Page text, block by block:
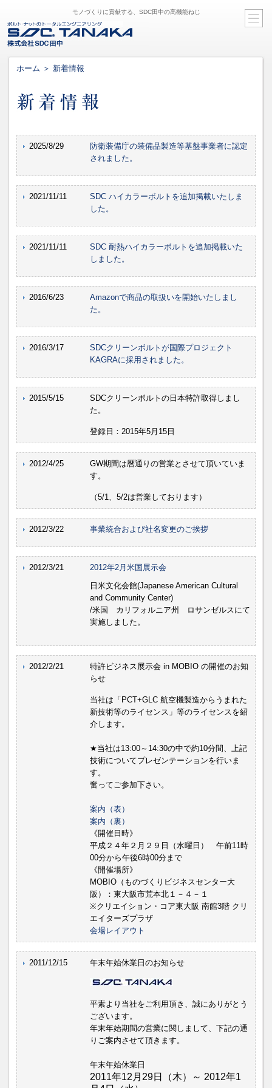
モノづくりに貢献する、SDC田中の高機能ねじ
ホーム ＞ 新着情報
2025/8/29
防衛装備庁の装備品製造等基盤事業者に認定
されました。
2021/11/11
SDC ハイカラーボルトを追加掲載いたしま
した。
2021/11/11
SDC 耐熱ハイカラーボルトを追加掲載いた
しました。
2016/6/23
Amazonで商品の取扱いを開始いたしまし
た。
2016/3/17
SDCクリーンボルトが国際プロジェクト
KAGRAに採用されました。
2015/5/15
SDCクリーンボルトの日本特許取得しまし
た。
登録日：2015年5月15日
2012/4/25
GW期間は暦通りの営業とさせて頂いていま
す。
（5/1、5/2は営業しております）
2012/3/22 事業統合および社名変更のご挨拶
2012/3/21
2012年2月米国展示会
日米文化会館(Japanese American Cultural
and Community Center)
/米国 カリフォルニア州 ロサンゼルスにて
実施しました。
2012/2/21
特許ビジネス展示会 in MOBIO の開催のお知
らせ
当社は「PCT+GLC 航空機製造からうまれた
新技術等のライセンス」等のライセンスを紹
介します。
★当社は13:00～14:30の中で約10分間、上記
技術についてプレゼンテーションを行いま
す。
奮ってご参加下さい。
案内（表）
案内（裏）
《開催日時》
平成２４年２月２９日（水曜日） 午前11時
00分から午後6時00分まで
《開催場所》
MOBIO（ものづくりビジネスセンター大
阪）：東大阪市荒本北１－４－１
※クリエイション・コア東大阪 南館3階 クリ
エイターズプラザ
会場レイアウト
2011/12/15 年末年始休業日のお知らせ
平素より当社をご利用頂き、誠にありがとう
ございます。
年末年始期間の営業に関しまして、下記の通
りご案内させて頂きます。
年末年始休業日
2011年12月29日（木）～ 2012年1